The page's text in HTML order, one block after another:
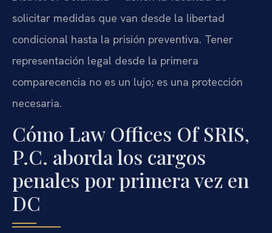
solicitar medidas que van desde la libertad
condicional hasta la prisión preventiva. Tener
representación legal desde la primera
comparecencia no es un lujo; es una protección
necesaria.
Cómo Law Offices Of SRIS,
P.C. aborda los cargos
penales por primera vez en
DC